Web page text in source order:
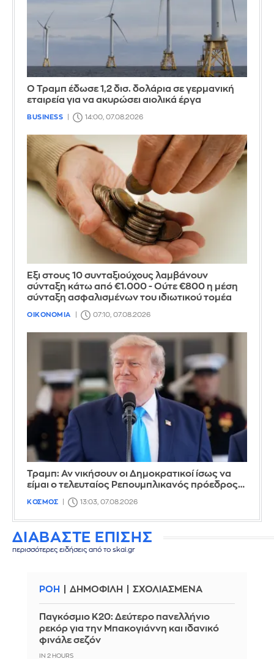
Ο Τραμπ έδωσε 1,2 δισ. δολάρια σε γερμανική
εταιρεία για να ακυρώσει αιολικά έργα
BUSINESS 14:00, 07.08.2026
Έξι στους 10 συνταξιούχους λαμβάνουν
σύνταξη κάτω από €1.000 - Ούτε €800 η μέση
σύνταξη ασφαλισμένων του ιδιωτικού τομέα
ΟΙΚΟΝΟΜΙΑ 07:10, 07.08.2026
Τραμπ: Αν νικήσουν οι Δημοκρατικοί ίσως να
είμαι ο τελευταίος Ρεπουμπλικανός πρόεδρος…
ΚΟΣΜΟΣ 13:03, 07.08.2026
ΔΙΑΒΑΣΤΕ ΕΠΙΣΗΣ
περισσότερες ειδήσεις από το skai.gr
ΡΟΗ ΔΗΜΟΦΙΛΗ ΣΧΟΛΙΑΣΜΕΝΑ
Παγκόσμιο Κ20: Δεύτερο πανελλήνιο
ρεκόρ για την Μπακογιάννη και ιδανικό
φινάλε σεζόν
IN 2 HOURS